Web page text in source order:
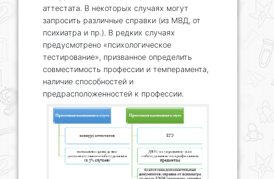
аттестата. В некоторых случаях могут
запросить различные справки (из МВД, от
психиатра и пр.). В редких случаях
предусмотрено «психологическое
тестирование», призванное определить
совместимость профессии и темперамента,
наличие способностей и
предрасположенностей к профессии.